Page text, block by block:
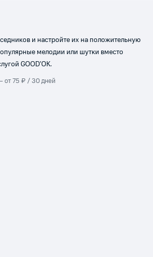
и настройте их на положительную
мелодии или шутки вместо
GOOD’OK.
от 75 ₽ / 30 дней